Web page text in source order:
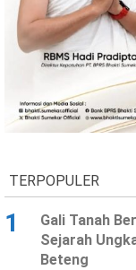
TERPOPULER
1
Gali Tanah
Sejarah
Beteng